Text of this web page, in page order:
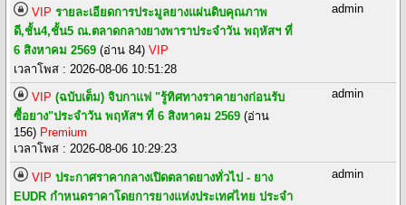
VIP รายละเอียดการประมูลยางแผ่นดิบคุณภาพ
ดี,ชั้น4,ชั้น5 ณ.ตลาดกลางยางพาราประจำวัน พฤหัสฯ ที่
6 สิงหาคม 2569 (อ่าน 84)VIP
เวลาโพส : 2026-08-06 10:51:28
admin
VIP (ฉบับเต็ม) จิบกาแฟ "รู้ทิศทางราคายางก่อนรับ
ซื้อยาง"ประจำวัน พฤหัสฯ ที่ 6 สิงหาคม 2569 (อ่าน
156) Premium
เวลาโพส : 2026-08-06 10:29:23
admin
VIP ประกาศราคากลางเปิดตลาดยางทั่วไป - ยาง
EUDR กำหนดราคาโดยการยางแห่งประเทศไทย ประจำ
admin